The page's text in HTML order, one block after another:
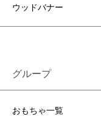
ウッドバナー
グループ
おもちゃ一覧